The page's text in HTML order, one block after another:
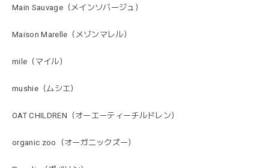
Main Sauvage（メインソバージュ）
Maison Marelle（メゾンマレル）
mile（マイル）
mushie（ムシエ）
OAT CHILDREN（オーエーティーチルドレン）
organic zoo（オーガニックズー）